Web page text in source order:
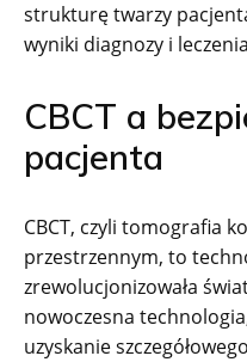
strukturę twarzy
wyniki diagnozy i
CBCT a
pacjenta
CBCT, czyli tomografia
przestrzennym, to
zrewolucjonizowała
nowoczesna
uzyskanie